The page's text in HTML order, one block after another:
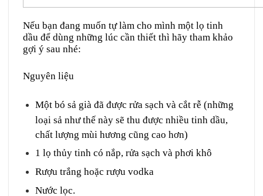
Nếu bạn đang muốn tự làm cho mình một lọ tinh
dầu để dùng những lúc cần thiết thì hãy tham khảo
gợi ý sau nhé:
Nguyên liệu
Một bó sả già đã được rửa sạch và cắt rễ (những
loại sả như thế này sẽ thu được nhiều tinh dầu,
chất lượng mùi hương cũng cao hơn)
1 lọ thủy tinh có nắp, rửa sạch và phơi khô
Rượu trắng hoặc rượu vodka
Nước lọc.